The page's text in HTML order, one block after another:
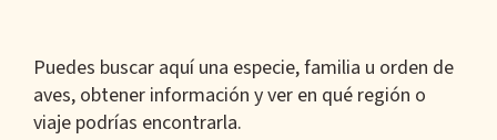
Puedes buscar aquí una especie, familia u orden de
aves, obtener información y ver en qué región o
viaje podrías encontrarla.